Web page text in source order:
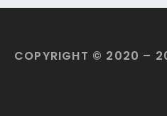
COPYRIGHT © 2020 –